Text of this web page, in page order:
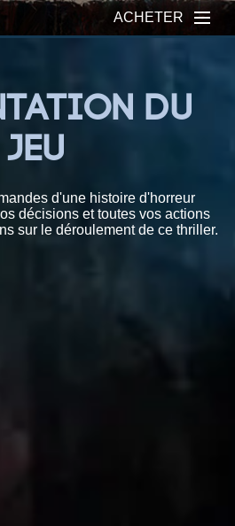
ACHETER
DU
JEU
d'une histoire d'horreur
décisions et toutes vos actions
sur le déroulement de ce thriller.